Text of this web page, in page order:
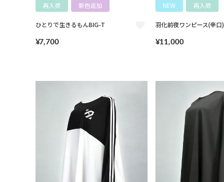
ひとりで生きるもんBIG-T
再入荷 新色追加
¥7,700
羽化前夜ワンピース(辛口)
NEW 再入荷
¥11,000